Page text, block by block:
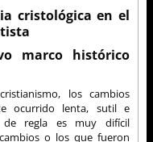
cristológica en el
marco histórico
los cambios
ocurrido lenta, sutil e
de regla es muy difícil
o los que fueron